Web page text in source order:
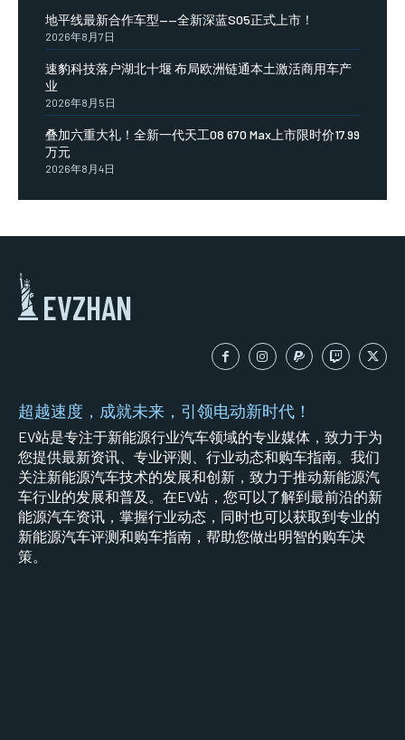
地平线最新合作车型——全新深蓝S05正式上市！
2026年8月7日
速豹科技落户湖北十堰 布局欧洲链通本土激活商用车产
业
2026年8月5日
叠加六重大礼！全新一代天工08 670 Max上市限时价17.99
万元
2026年8月4日
EVZHAN
超越速度，成就未来，引领电动新时代！
EV站是专注于新能源行业汽车领域的专业媒体，致力于为
您提供最新资讯、专业评测、行业动态和购车指南。我们
关注新能源汽车技术的发展和创新，致力于推动新能源汽
车行业的发展和普及。在EV站，您可以了解到最前沿的新
能源汽车资讯，掌握行业动态，同时也可以获取到专业的
新能源汽车评测和购车指南，帮助您做出明智的购车决
策。